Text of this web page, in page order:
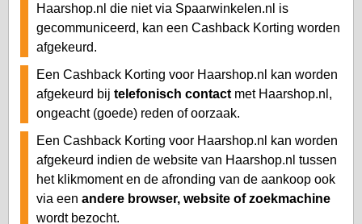
Haarshop.nl die niet via Spaarwinkelen.nl is
gecommuniceerd, kan een Cashback Korting worden
afgekeurd.
Een Cashback Korting voor Haarshop.nl kan worden
afgekeurd bij telefonisch contact met Haarshop.nl,
ongeacht (goede) reden of oorzaak.
Een Cashback Korting voor Haarshop.nl kan worden
afgekeurd indien de website van Haarshop.nl tussen
het klikmoment en de afronding van de aankoop ook
via een andere browser, website of zoekmachine
wordt bezocht.